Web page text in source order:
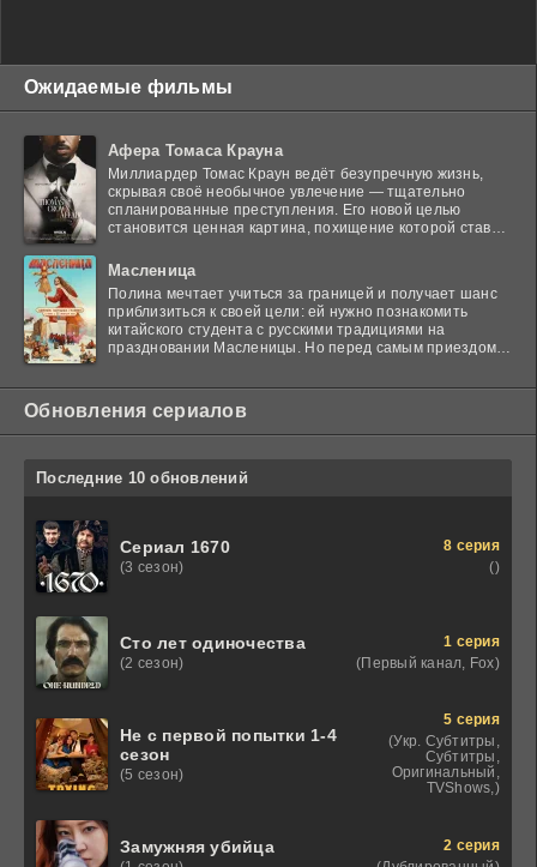
Ожидаемые фильмы
Афера Томаса Крауна
Миллиардер Томас Краун ведёт безупречную жизнь,
скрывая своё необычное увлечение — тщательно
спланированные преступления. Его новой целью
становится ценная картина, похищение которой ставит
Масленица
Полина мечтает учиться за границей и получает шанс
приблизиться к своей цели: ей нужно познакомить
китайского студента с русскими традициями на
праздновании Масленицы. Но перед самым приездом
Обновления сериалов
Последние 10 обновлений
Сериал 1670
(3 сезон)
8 серия
()
Сто лет одиночества
(2 сезон)
1 серия
(Первый канал, Fox)
Не с первой попытки 1-4
сезон
(5 сезон)
5 серия
(Укр. Субтитры,
Субтитры,
Оригинальный,
TVShows,)
Замужняя убийца
2 серия